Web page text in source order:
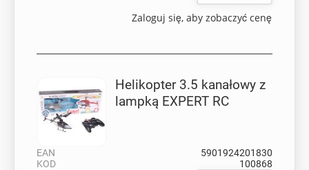
Zaloguj się, aby zobaczyć cenę
Helikopter 3.5 kanałowy z
lampką EXPERT RC
EAN
5901924201830
KOD
100868